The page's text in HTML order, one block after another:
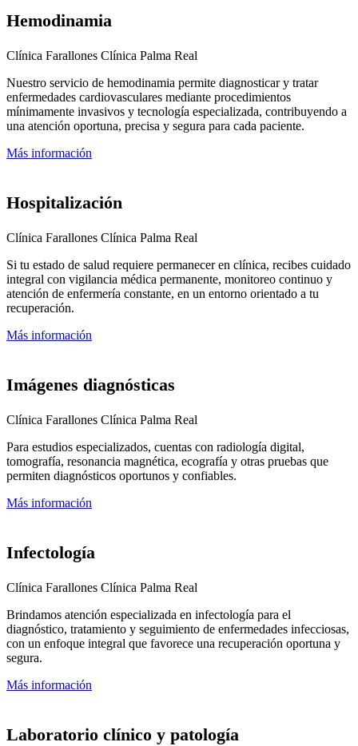
Hemodinamia
Clínica Farallones Clínica Palma Real
Nuestro servicio de hemodinamia permite diagnosticar y tratar
enfermedades cardiovasculares mediante procedimientos
mínimamente invasivos y tecnología especializada, contribuyendo a
una atención oportuna, precisa y segura para cada paciente.
Más información
Hospitalización
Clínica Farallones Clínica Palma Real
Si tu estado de salud requiere permanecer en clínica, recibes cuidado
integral con vigilancia médica permanente, monitoreo continuo y
atención de enfermería constante, en un entorno orientado a tu
recuperación.
Más información
Imágenes diagnósticas
Clínica Farallones Clínica Palma Real
Para estudios especializados, cuentas con radiología digital,
tomografía, resonancia magnética, ecografía y otras pruebas que
permiten diagnósticos oportunos y confiables.
Más información
Infectología
Clínica Farallones Clínica Palma Real
Brindamos atención especializada en infectología para el
diagnóstico, tratamiento y seguimiento de enfermedades infecciosas,
con un enfoque integral que favorece una recuperación oportuna y
segura.
Más información
Laboratorio clínico y patología